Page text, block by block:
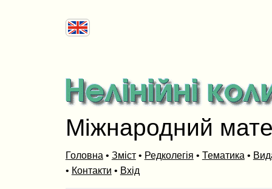
Міжнародний
Головна • Зміст• Редколегія • Тематика •
• Контакти • Вхід